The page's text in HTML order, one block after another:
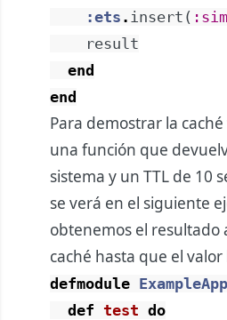
:ets . insert (
result
end
end
Para demostrar la
una función que
sistema y un TTL de 10
se verá en el siguiente
obtenemos el resultado
caché hasta que el
defmodule ExampleApp
def test do